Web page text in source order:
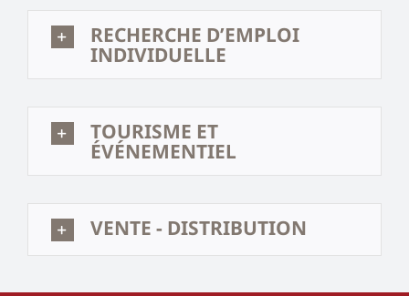
RECHERCHE D’EMPLOI
INDIVIDUELLE
TOURISME ET
ÉVÉNEMENTIEL
VENTE - DISTRIBUTION